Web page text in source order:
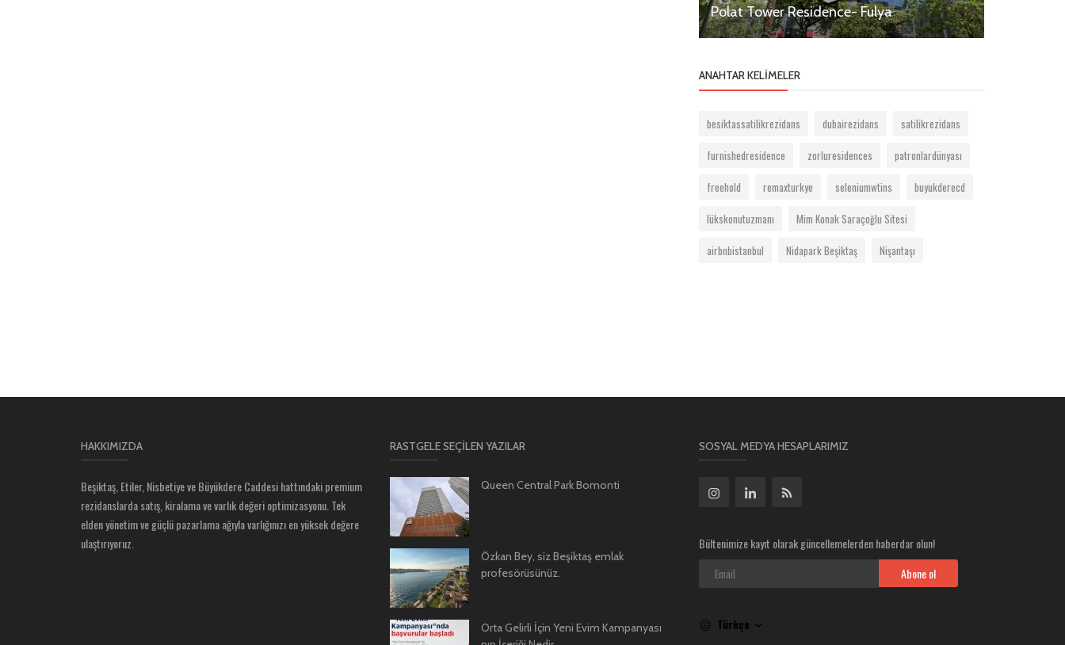
Polat Tower Residence- Fulya
ANAHTAR KELIMELER
besiktassatilikrezidans dubairezidans
satilikrezidans
furnishedresidence
zorluresidences
patronlardünyası
freehold
remaxturkye seleniumwtins
buyukderecd
lükskonutuzmanı
Mim Konak Saraçoğlu Sitesi
airbnbistanbul
Nidapark Beşiktaş Nişantaşı
HAKKIMIZDA
Beşiktaş, Etiler, Nisbetiye ve Büyükdere Caddesi hattındaki premium
rezidanslarda satış, kiralama ve varlık değeri optimizasyonu. Tek
elden yönetim ve güçlü pazarlama ağıyla varlığınızı en yüksek değere
ulaştırıyoruz.
RASTGELE SEÇILEN YAZILAR
Queen Central Park Bomonti
Özkan Bey, siz Beşiktaş emlak
profesörüsünüz.
Orta Gelirli İçin Yeni Evim Kampanyası
SOSYAL MEDYA HESAPLARIMIZ
Bültenimize kayıt olarak güncellemelerden haberdar olun!
Abone ol
Türkçe